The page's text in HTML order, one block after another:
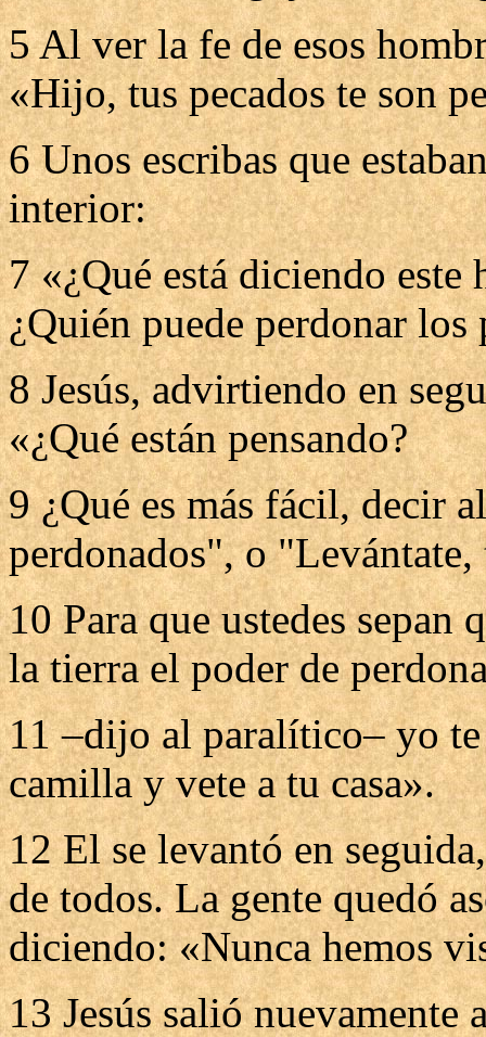
5 Al ver la fe de esos
«Hijo, tus pecados te son
6 Unos escribas que
interior:
7 «¿Qué está diciendo este
¿Quién puede perdonar
8 Jesús, advirtiendo en
«¿Qué están pensando?
9 ¿Qué es más fácil, decir
perdonados", o
10 Para que ustedes
la tierra el poder de
11 –dijo al paralítico– yo
camilla y vete a tu casa».
12 El se levantó en
de todos. La gente quedó
diciendo: «Nunca hemos
13 Jesús salió